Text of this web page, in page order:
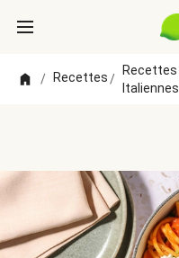
/ Recettes/
Recettes
Italiennes